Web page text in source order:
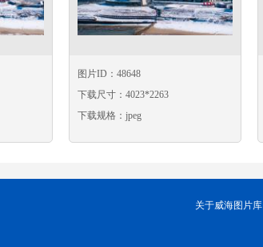
图片ID：48648
下载尺寸：4023*2263
下载规格：jpeg
关于威海图片库